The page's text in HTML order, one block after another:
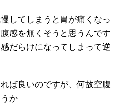
してしまうと胃が痛くなっ
感を無くそうと思うんです
だらけになってしまって逆
ば良いのですが、何故空腹
か